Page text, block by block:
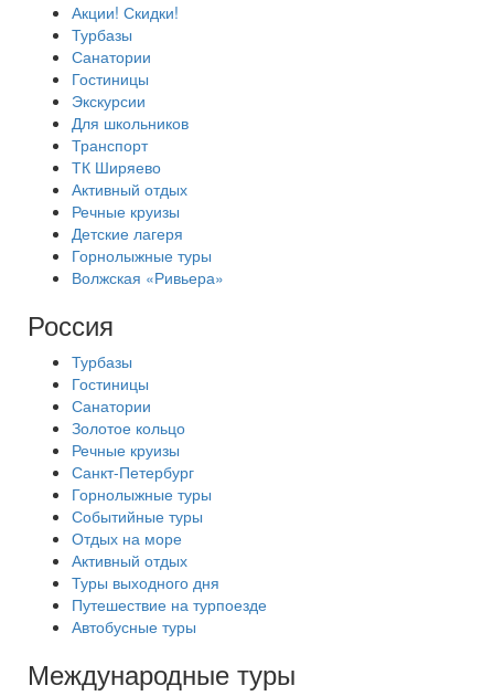
Акции! Скидки!
Турбазы
Санатории
Гостиницы
Экскурсии
Для школьников
Транспорт
ТК Ширяево
Активный отдых
Речные круизы
Детские лагеря
Горнолыжные туры
Волжская «Ривьера»
Россия
Турбазы
Гостиницы
Санатории
Золотое кольцо
Речные круизы
Санкт-Петербург
Горнолыжные туры
Событийные туры
Отдых на море
Активный отдых
Туры выходного дня
Путешествие на турпоезде
Автобусные туры
Международные туры